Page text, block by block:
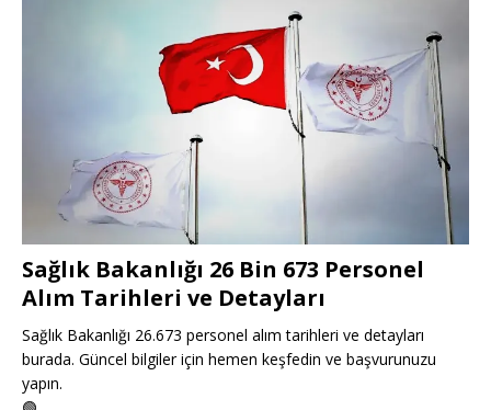
Sağlık Bakanlığı 26 Bin 673 Personel
Alım Tarihleri ve Detayları
Sağlık Bakanlığı 26.673 personel alım tarihleri ve detayları
burada. Güncel bilgiler için hemen keşfedin ve başvurunuzu
yapın.